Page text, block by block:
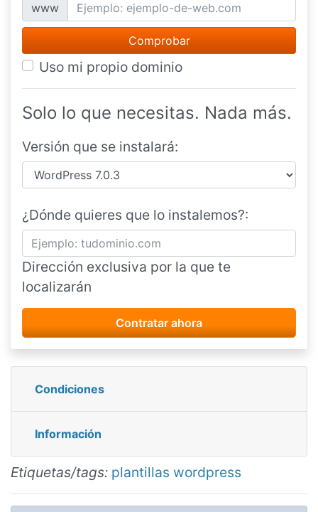
www
Uso mi propio dominio
Solo lo que necesitas. Nada más.
Versión que se instalará:
¿Dónde quieres que lo instalemos?:
Dirección exclusiva por la que te
localizarán
Condiciones
Información
Etiquetas/tags: plantillas wordpress